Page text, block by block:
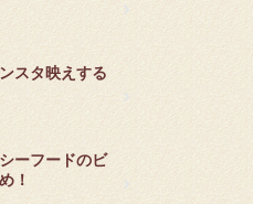
スタ映えする
ーフードのビ
！